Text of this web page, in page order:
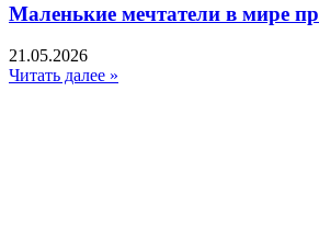
Маленькие мечтатели в мире
21.05.2026
Читать далее »